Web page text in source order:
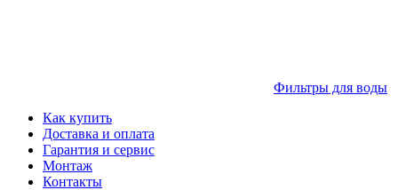
Фильтры для воды
Как купить
Доставка и оплата
Гарантия и сервис
Монтаж
Контакты